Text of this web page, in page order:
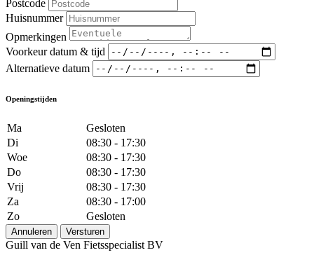
Postcode
Huisnummer
Opmerkingen
Voorkeur datum & tijd
Alternatieve datum
Openingstijden
Ma
Gesloten
Di
08:30 - 17:30
Woe
08:30 - 17:30
Do
08:30 - 17:30
Vrij
08:30 - 17:30
Za
08:30 - 17:00
Zo
Gesloten
Annuleren Versturen
Guill van de Ven Fietsspecialist BV